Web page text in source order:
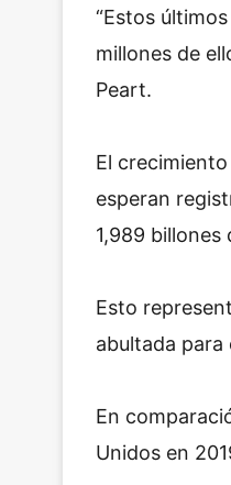
“Estos
millones de
Peart.
El
esperan
1,989 billones
Esto
abultada para
En
Unidos en